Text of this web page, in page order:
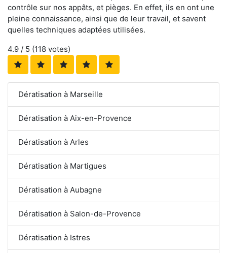
contrôle sur nos appâts, et pièges. En effet, ils en ont une
pleine connaissance, ainsi que de leur travail, et savent
quelles techniques adaptées utilisées.
4.9 / 5 (118 votes)
Dératisation à Marseille
Dératisation à Aix-en-Provence
Dératisation à Arles
Dératisation à Martigues
Dératisation à Aubagne
Dératisation à Salon-de-Provence
Dératisation à Istres